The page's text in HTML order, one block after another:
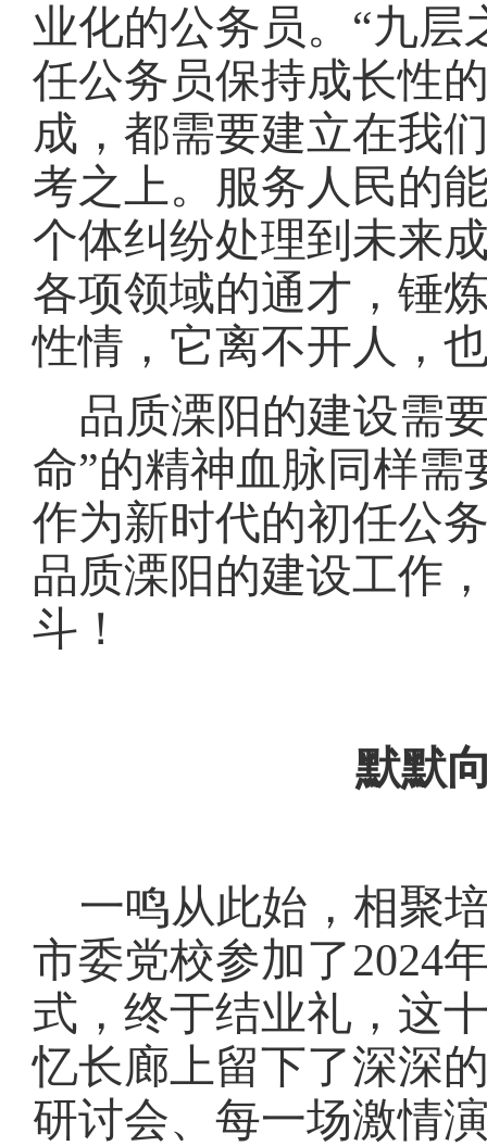
业化的公务员。 “九层
任公务员保持成长性
成，都需要建立在我
考之上。服务人民的
个体纠纷处理到未来
各项领域的通才，锤
性情，它离不开人，
品质溧阳的建设需
命”的精神血脉同样
作为新时代的初任公
品质溧阳的建设工作
斗！
默默
一鸣从此始，相聚
市委党校参加了2024
式，终于结业礼，这
忆长廊上留下了深深
研讨会、每一场激情